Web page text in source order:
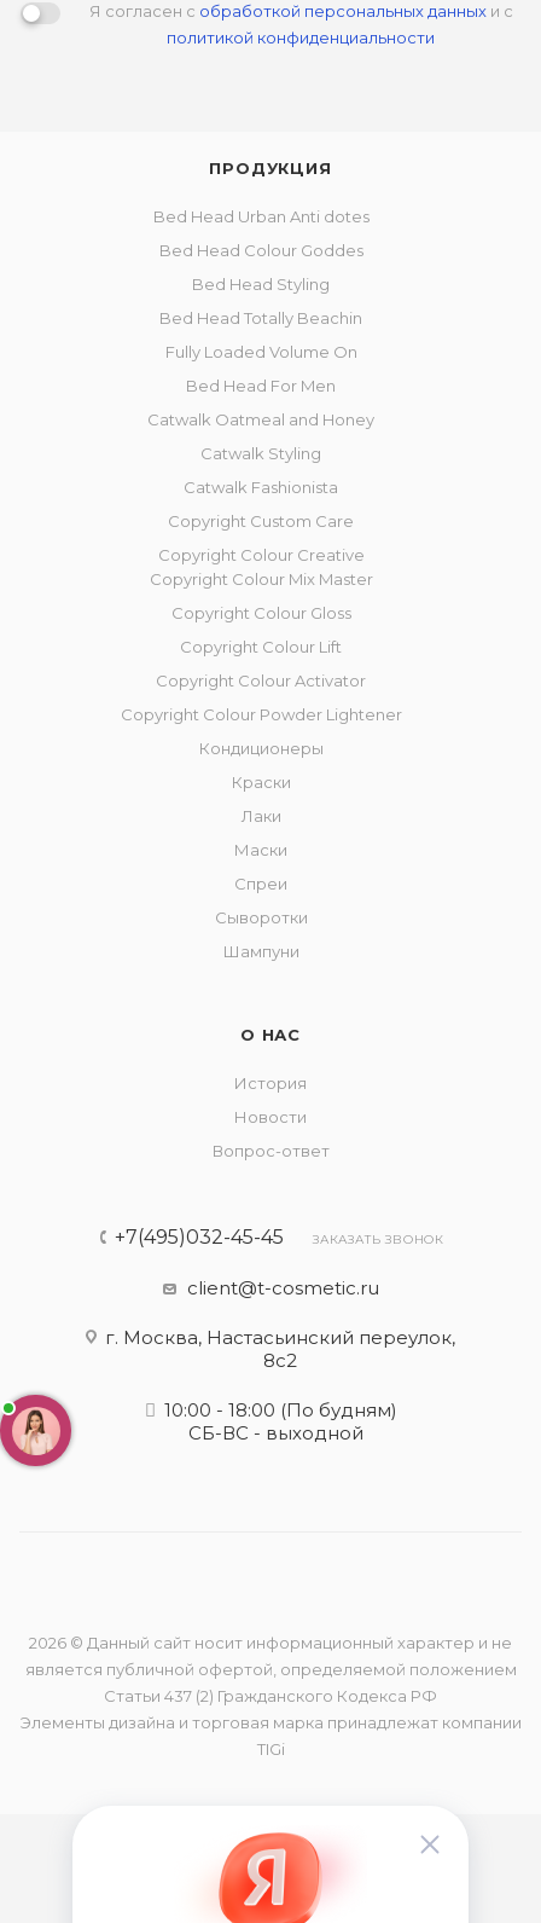
Я согласен с обработкой персональных данныхи с
политикой конфиденциальности
ПРОДУКЦИЯ
Bed Head Urban Anti dotes
Bed Head Colour Goddes
Bed Head Styling
Bed Head Totally Beachin
Fully Loaded Volume On
Bed Head For Men
Catwalk Oatmeal and Honey
Catwalk Styling
Catwalk Fashionista
Copyright Custom Care
Copyright Colour Creative
Copyright Colour Mix Master
Copyright Сolour Gloss
Copyright Сolour Lift
Copyright Colour Activator
Copyright Colour Powder Lightener
Кондиционеры
Краски
Лаки
Маски
Спреи
Сыворотки
Шампуни
О НАС
История
Новости
Вопрос-ответ
+7(495)032-45-45 ЗАКАЗАТЬ ЗВОНОК
client@t-cosmetic.ru
г. Москва, Настасьинский переулок,
8с2
10:00 - 18:00 (По будням)
СБ-ВС - выходной
2026 © Данный сайт носит информационный характер и не
является публичной офертой, определяемой положением
Статьи 437 (2) Гражданского Кодекса РФ
Элементы дизайна и торговая марка принадлежат компании
TIGi
Обработка персональных данных
Политика конфиденциальности